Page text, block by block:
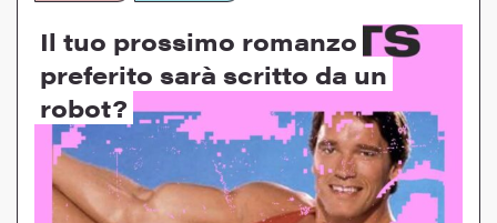
Il tuo prossimo romanzo
preferito sarà scritto da un
robot?